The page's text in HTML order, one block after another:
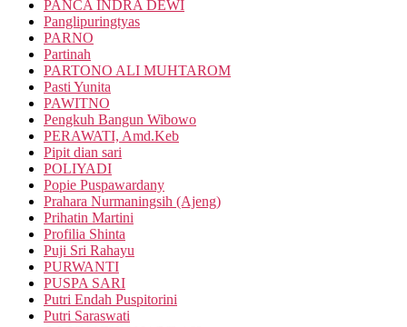
PANCA INDRA DEWI
Panglipuringtyas
PARNO
Partinah
PARTONO ALI MUHTAROM
Pasti Yunita
PAWITNO
Pengkuh Bangun Wibowo
PERAWATI, Amd.Keb
Pipit dian sari
POLIYADI
Popie Puspawardany
Prahara Nurmaningsih (Ajeng)
Prihatin Martini
Profilia Shinta
Puji Sri Rahayu
PURWANTI
PUSPA SARI
Putri Endah Puspitorini
Putri Saraswati